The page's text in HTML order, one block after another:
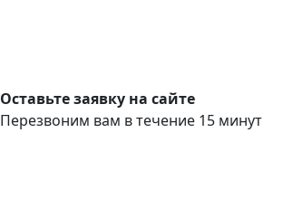
Оставьте заявку на сайте
Перезвоним вам в течение 15 минут